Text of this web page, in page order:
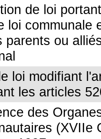
de loi
loi communale
parents ou
loi modifiant
les articles
des
(XVIIe